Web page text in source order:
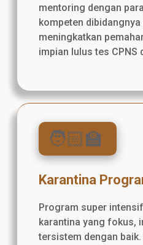
mentoring dengan
kompeten
meningkatkan
impian lulus tes CPNS
🧑🏻‍🏫
Karantina
Program super
karantina yang fokus,
tersistem dengan